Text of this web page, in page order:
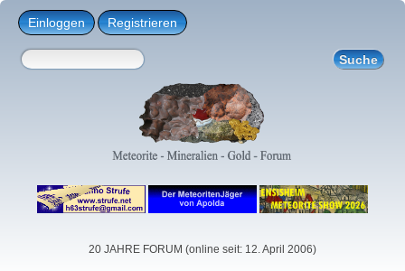
Einloggen Registrieren
20 JAHRE FORUM (online seit: 12. April 2006)